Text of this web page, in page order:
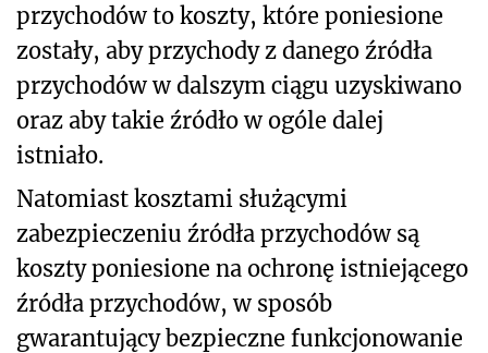
przychodów to koszty, które poniesione
zostały, aby przychody z danego źródła
przychodów w dalszym ciągu uzyskiwano
oraz aby takie źródło w ogóle dalej
istniało.
Natomiast kosztami służącymi
zabezpieczeniu źródła przychodów są
koszty poniesione na ochronę istniejącego
źródła przychodów, w sposób
gwarantujący bezpieczne funkcjonowanie